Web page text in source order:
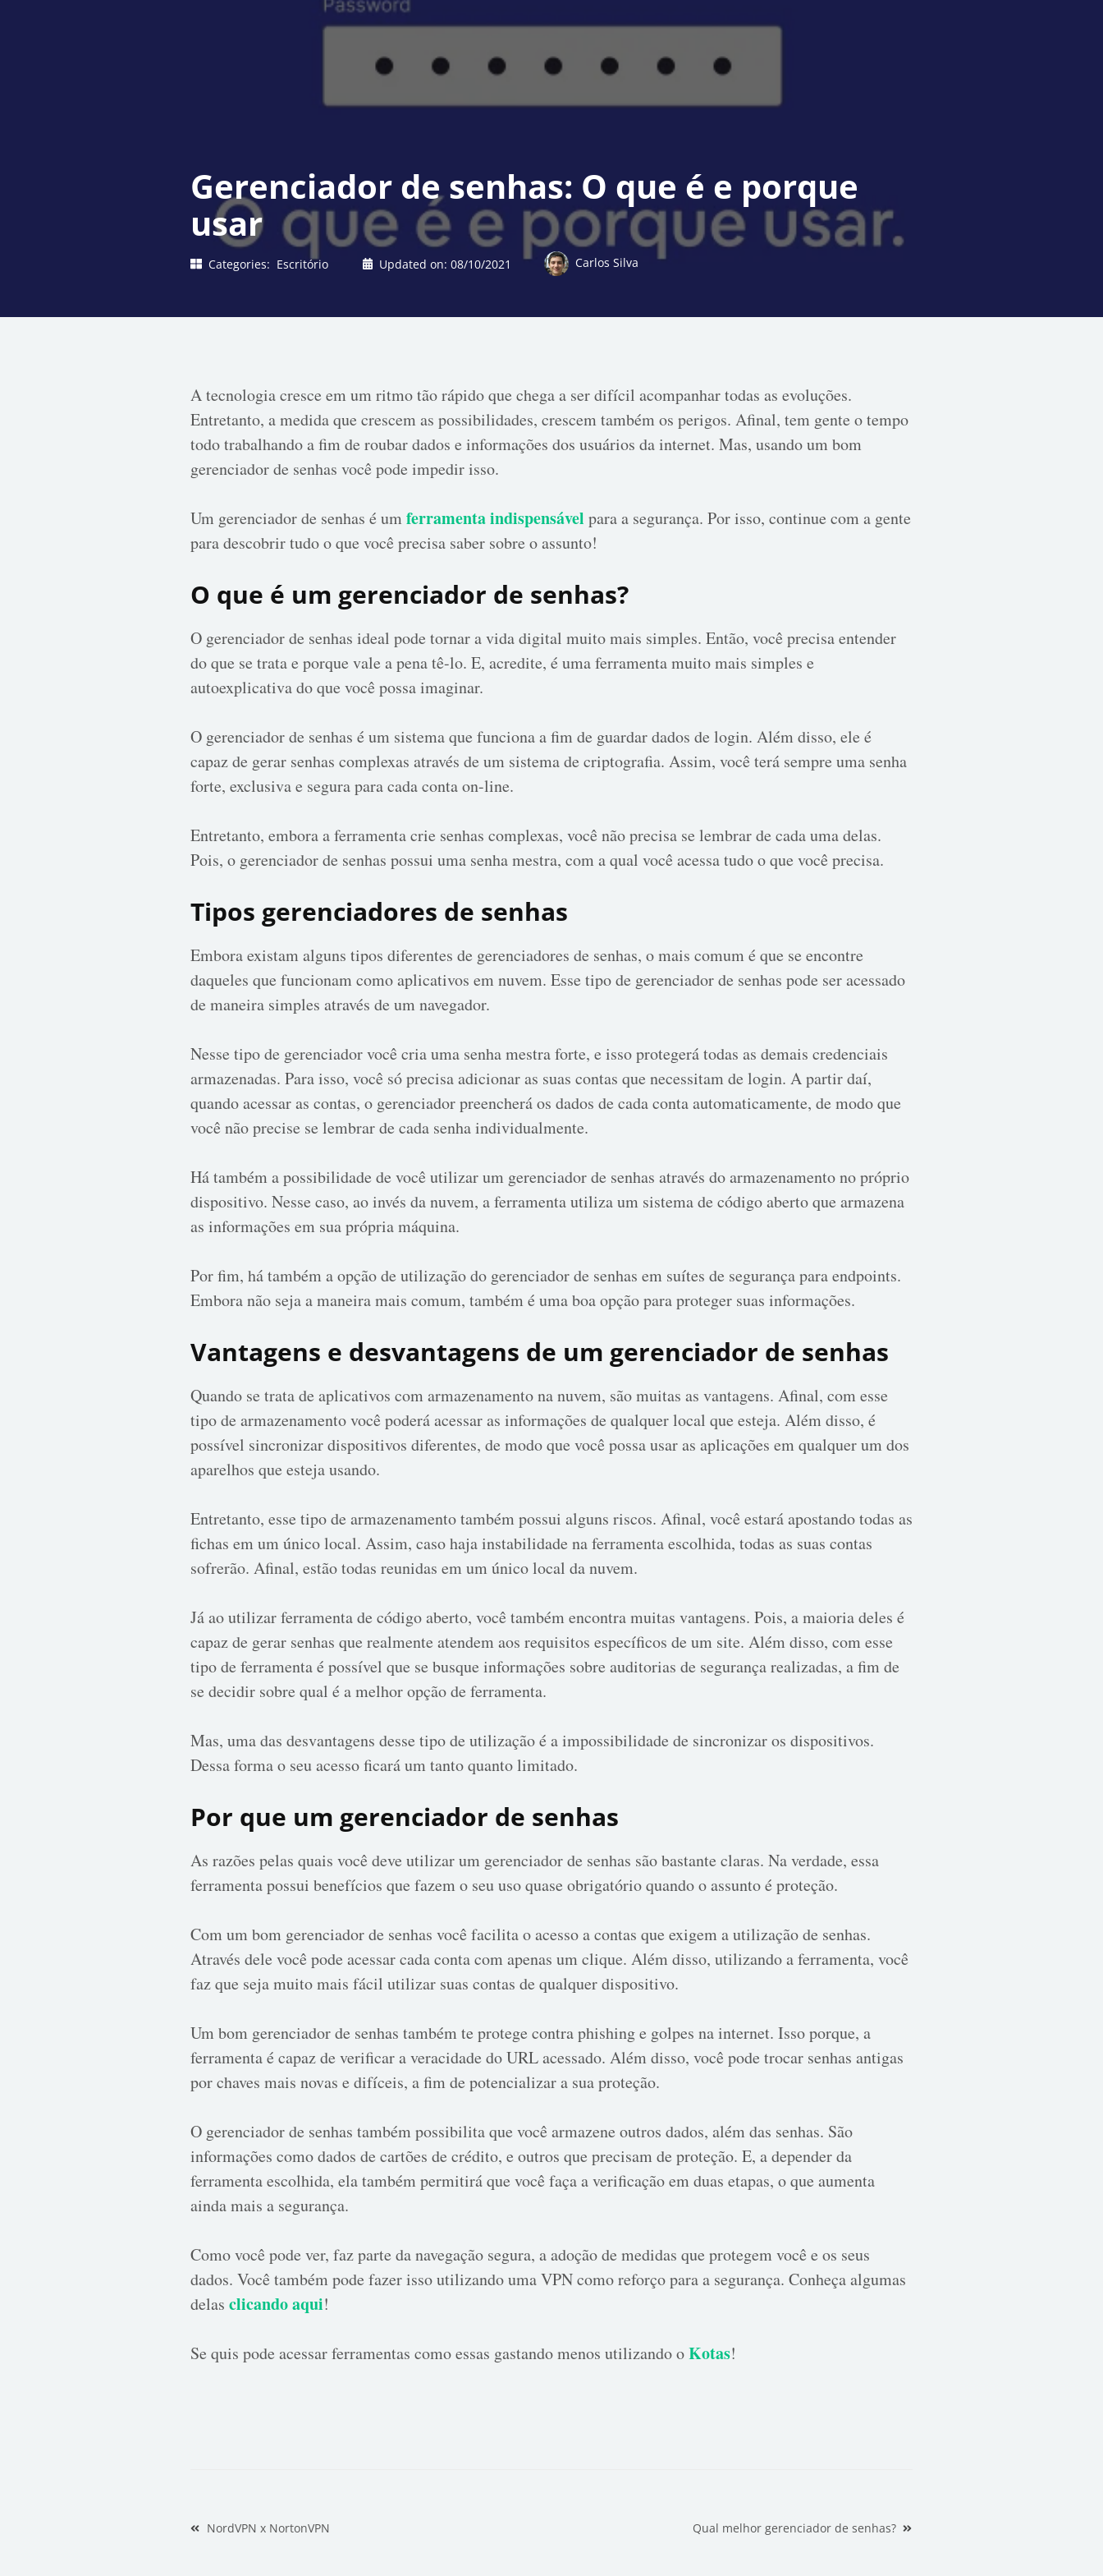
Gerenciador de senhas: O que é e porque
usar
Categories: Escritório Updated on:08/10/2021 Carlos Silva
A tecnologia cresce em um ritmo tão rápido que chega a ser difícil acompanhar todas as evoluções.
Entretanto, a medida que crescem as possibilidades, crescem também os perigos. Afinal, tem gente o tempo
todo trabalhando a fim de roubar dados e informações dos usuários da internet. Mas, usando um bom
gerenciador de senhas você pode impedir isso.
Um gerenciador de senhas é umferramenta indispensável para a segurança. Por isso, continue com a gente
para descobrir tudo o que você precisa saber sobre o assunto!
O que é um gerenciador de senhas?
O gerenciador de senhas ideal pode tornar a vida digital muito mais simples. Então, você precisa entender
do que se trata e porque vale a pena tê-lo. E, acredite, é uma ferramenta muito mais simples e
autoexplicativa do que você possa imaginar.
O gerenciador de senhas é um sistema que funciona a fim de guardar dados de login. Além disso, ele é
capaz de gerar senhas complexas através de um sistema de criptografia. Assim, você terá sempre uma senha
forte, exclusiva e segura para cada conta on-line.
Entretanto, embora a ferramenta crie senhas complexas, você não precisa se lembrar de cada uma delas.
Pois, o gerenciador de senhas possui uma senha mestra, com a qual você acessa tudo o que você precisa.
Tipos gerenciadores de senhas
Embora existam alguns tipos diferentes de gerenciadores de senhas, o mais comum é que se encontre
daqueles que funcionam como aplicativos em nuvem. Esse tipo de gerenciador de senhas pode ser acessado
de maneira simples através de um navegador.
Nesse tipo de gerenciador você cria uma senha mestra forte, e isso protegerá todas as demais credenciais
armazenadas. Para isso, você só precisa adicionar as suas contas que necessitam de login. A partir daí,
quando acessar as contas, o gerenciador preencherá os dados de cada conta automaticamente, de modo que
você não precise se lembrar de cada senha individualmente.
Há também a possibilidade de você utilizar um gerenciador de senhas através do armazenamento no próprio
dispositivo. Nesse caso, ao invés da nuvem, a ferramenta utiliza um sistema de código aberto que armazena
as informações em sua própria máquina.
Por fim, há também a opção de utilização do gerenciador de senhas em suítes de segurança para endpoints.
Embora não seja a maneira mais comum, também é uma boa opção para proteger suas informações.
Vantagens e desvantagens de um gerenciador de senhas
Quando se trata de aplicativos com armazenamento na nuvem, são muitas as vantagens. Afinal, com esse
tipo de armazenamento você poderá acessar as informações de qualquer local que esteja. Além disso, é
possível sincronizar dispositivos diferentes, de modo que você possa usar as aplicações em qualquer um dos
aparelhos que esteja usando.
Entretanto, esse tipo de armazenamento também possui alguns riscos. Afinal, você estará apostando todas as
fichas em um único local. Assim, caso haja instabilidade na ferramenta escolhida, todas as suas contas
sofrerão. Afinal, estão todas reunidas em um único local da nuvem.
Já ao utilizar ferramenta de código aberto, você também encontra muitas vantagens. Pois, a maioria deles é
capaz de gerar senhas que realmente atendem aos requisitos específicos de um site. Além disso, com esse
tipo de ferramenta é possível que se busque informações sobre auditorias de segurança realizadas, a fim de
se decidir sobre qual é a melhor opção de ferramenta.
Mas, uma das desvantagens desse tipo de utilização é a impossibilidade de sincronizar os dispositivos.
Dessa forma o seu acesso ficará um tanto quanto limitado.
Por que um gerenciador de senhas
As razões pelas quais você deve utilizar um gerenciador de senhas são bastante claras. Na verdade, essa
ferramenta possui benefícios que fazem o seu uso quase obrigatório quando o assunto é proteção.
Com um bom gerenciador de senhas você facilita o acesso a contas que exigem a utilização de senhas.
Através dele você pode acessar cada conta com apenas um clique. Além disso, utilizando a ferramenta, você
faz que seja muito mais fácil utilizar suas contas de qualquer dispositivo.
Um bom gerenciador de senhas também te protege contra phishing e golpes na internet. Isso porque, a
ferramenta é capaz de verificar a veracidade do URL acessado. Além disso, você pode trocar senhas antigas
por chaves mais novas e difíceis, a fim de potencializar a sua proteção.
O gerenciador de senhas também possibilita que você armazene outros dados, além das senhas. São
informações como dados de cartões de crédito, e outros que precisam de proteção. E, a depender da
ferramenta escolhida, ela também permitirá que você faça a verificação em duas etapas, o que aumenta
ainda mais a segurança.
Como você pode ver, faz parte da navegação segura, a adoção de medidas que protegem você e os seus
dados. Você também pode fazer isso utilizando uma VPN como reforço para a segurança. Conheça algumas
delas clicando aqui!
Se quis pode acessar ferramentas como essas gastando menos utilizando oKotas!
Navegação
NordVPN x NortonVPN Qual melhor gerenciador de senhas?